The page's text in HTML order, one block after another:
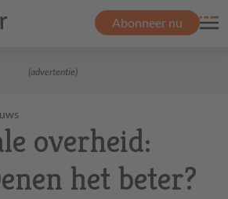
Abonneer nu
(advertentie)
overheid:
het beter?